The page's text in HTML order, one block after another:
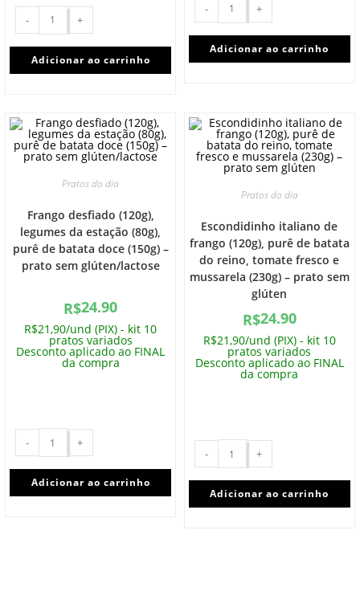
- +
Adicionar ao carrinho
- +
Adicionar ao carrinho
Pratos do dia
Frango desfiado (120g),
legumes da estação (80g),
purê de batata doce (150g) –
prato sem glúten/lactose
R$24.90
R$21,90/und (PIX) - kit 10
pratos variados
Desconto aplicado ao FINAL
da compra
- +
Adicionar ao carrinho
Pratos do dia
Escondidinho italiano de
frango (120g), purê de batata
do reino, tomate fresco e
mussarela (230g) – prato sem
glúten
R$24.90
R$21,90/und (PIX) - kit 10
pratos variados
Desconto aplicado ao FINAL
da compra
- +
Adicionar ao carrinho